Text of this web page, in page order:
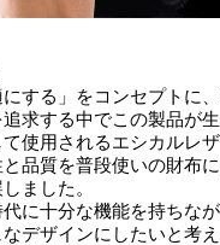
にする」をコンセプトに
求する中でこの製品が
使用されるエシカルレ
品質を普段使いの財布
ました。
に十分な機能を持ちな
デザインにしたいと考